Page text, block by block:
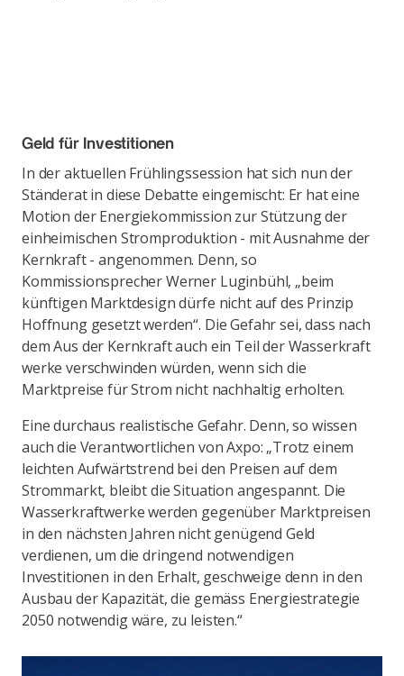
Geld für Investitionen
In der aktuellen Frühlingssession hat sich nun der
Ständerat in diese Debatte eingemischt: Er hat eine
Motion der Energiekommission zur Stützung der
einheimischen Stromproduktion - mit Ausnahme der
Kernkraft - angenommen. Denn, so
Kommissionsprecher Werner Luginbühl, „beim
künftigen Marktdesign dürfe nicht auf des Prinzip
Hoffnung gesetzt werden“. Die Gefahr sei, dass nach
dem Aus der Kernkraft auch ein Teil der Wasserkraft
werke verschwinden würden, wenn sich die
Marktpreise für Strom nicht nachhaltig erholten.
Eine durchaus realistische Gefahr. Denn, so wissen
auch die Verantwortlichen von Axpo: „Trotz einem
leichten Aufwärtstrend bei den Preisen auf dem
Strommarkt, bleibt die Situation angespannt. Die
Wasserkraftwerke werden gegenüber Marktpreisen
in den nächsten Jahren nicht genügend Geld
verdienen, um die dringend notwendigen
Investitionen in den Erhalt, geschweige denn in den
Ausbau der Kapazität, die gemäss Energiestrategie
2050 notwendig wäre, zu leisten.“